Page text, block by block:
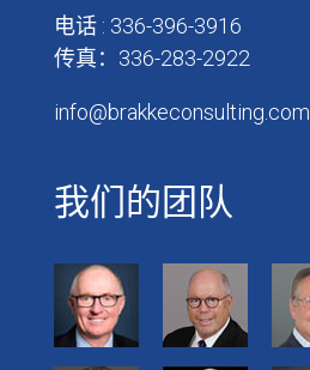
电话 : 336-396-3916
传真：336-283-2922
info@brakkeconsulting.com
我们的团队